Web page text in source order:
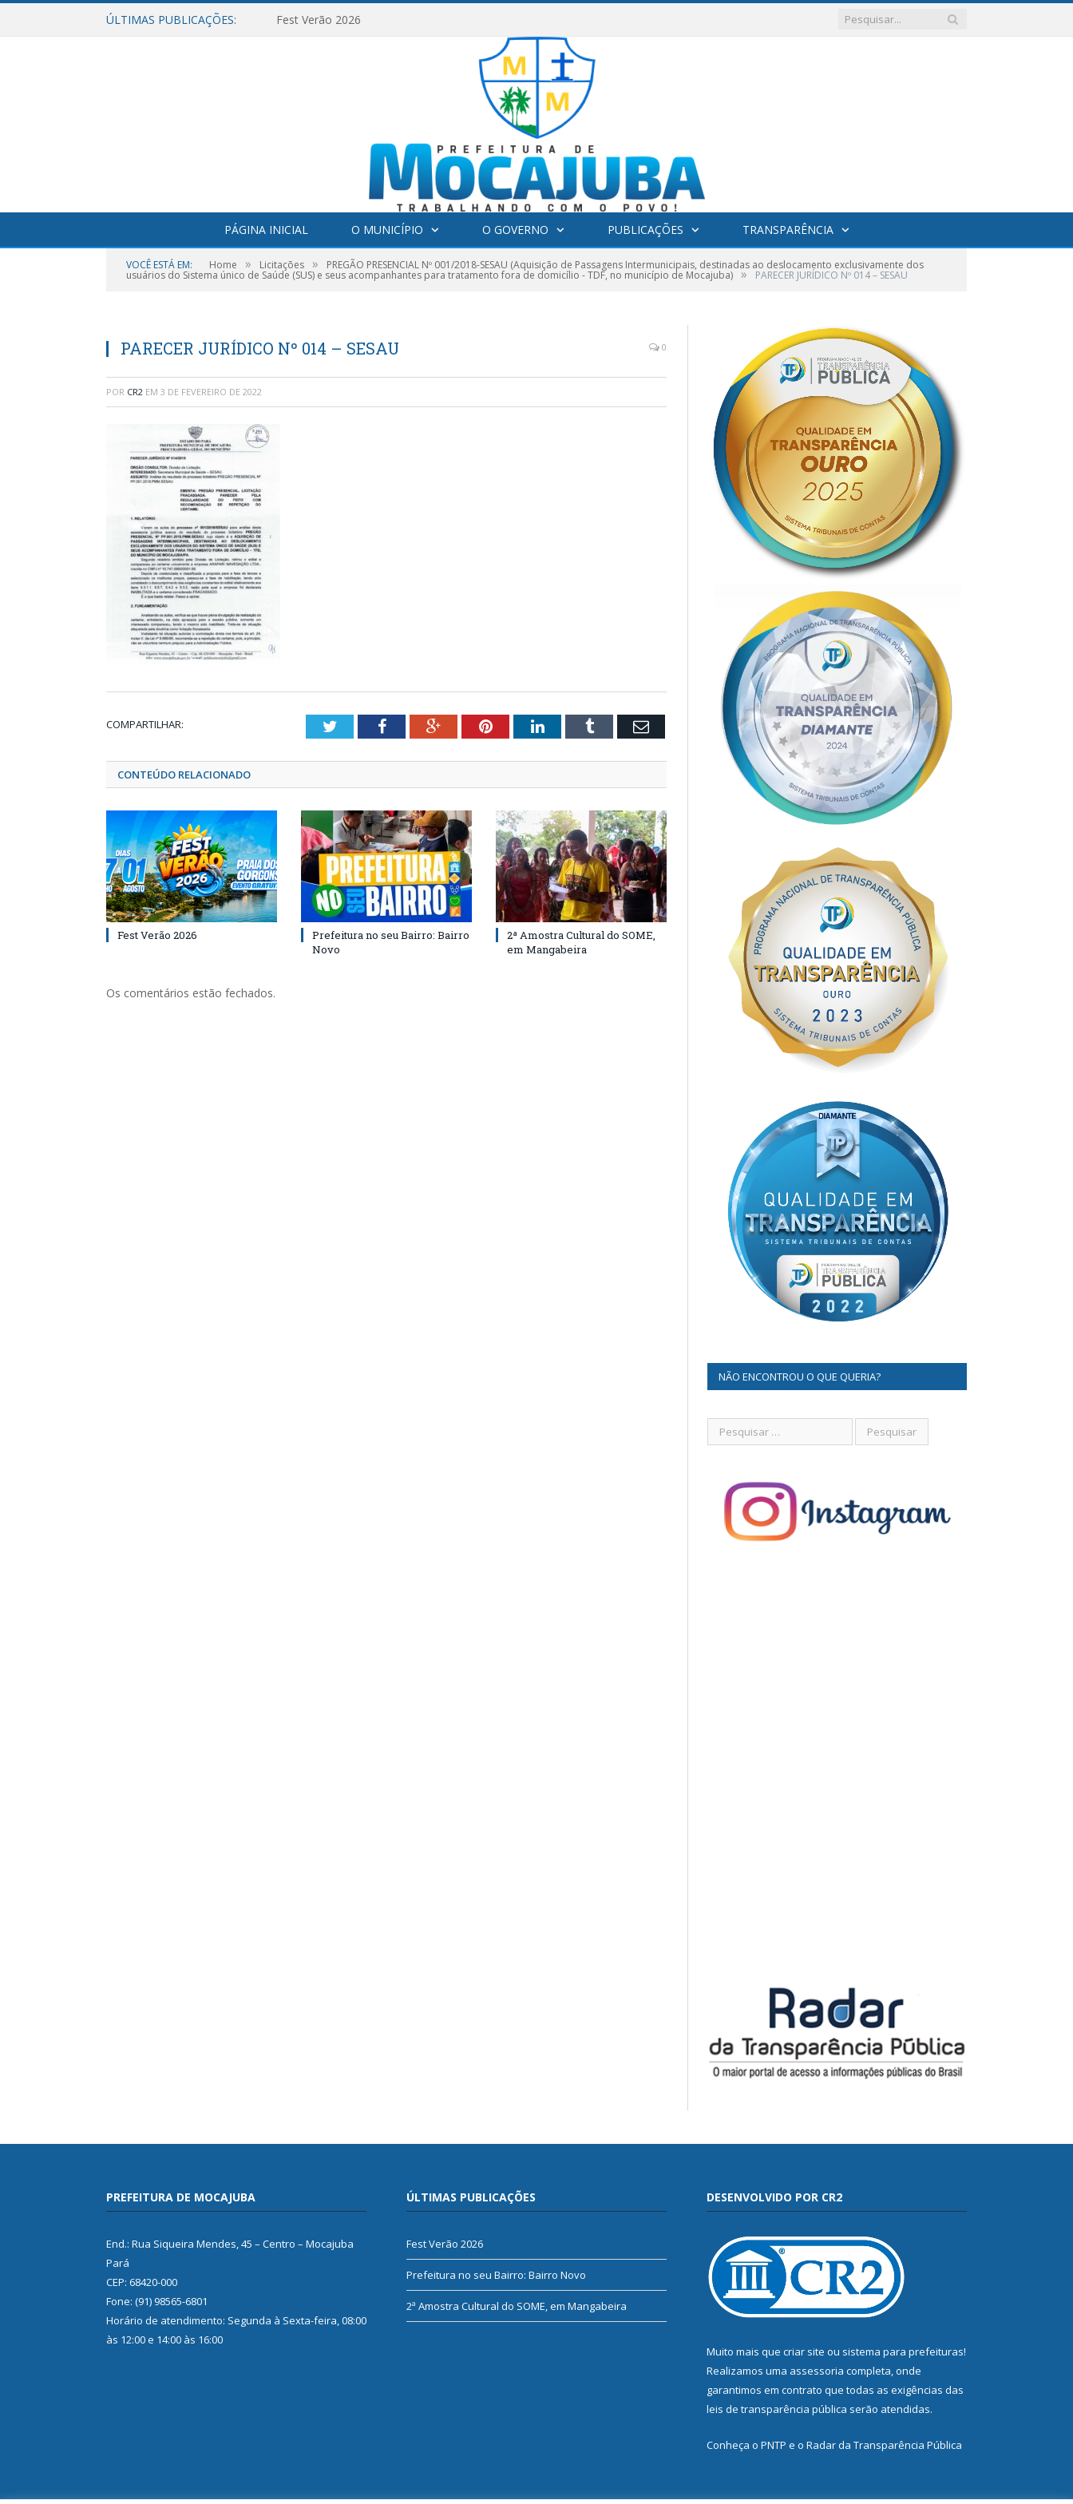
ÚLTIMAS PUBLICAÇÕES: Fest Verão 2026
PÁGINA INICIAL O MUNICÍPIO O GOVERNO PUBLICAÇÕES TRANSPARÊNCIA
VOCÊ ESTÁ EM: Home » Licitações » PREGÃO PRESENCIAL Nº 001/2018-SESAU (Aquisição de Passagens Intermunicipais, destinadas ao deslocamento exclusivamente dos
usuários do Sistema único de Saúde (SUS) e seus acompanhantes para tratamento fora de domicílio - TDF, no município de Mocajuba) » PARECER JURÍDICO Nº 014 – SESAU
PARECER JURÍDICO Nº 014 – SESAU 0
POR CR2 EM 3 DE FEVEREIRO DE 2022
COMPARTILHAR: TwitterFacebookGoogle+PinterestLinkedInTumblr Email
CONTEÚDO RELACIONADO
Fest Verão 2026
Prefeitura no seu Bairro: Bairro
Novo
2ª Amostra Cultural do SOME,
em Mangabeira
Os comentários estão fechados.
NÃO ENCONTROU O QUE QUERIA?
PREFEITURA DE MOCAJUBA
End.: Rua Siqueira Mendes, 45 – Centro – Mocajuba
Pará
CEP: 68420-000
Fone: (91) 98565-6801
Horário de atendimento: Segunda à Sexta-feira, 08:00
às 12:00 e 14:00 às 16:00
ÚLTIMAS PUBLICAÇÕES
Fest Verão 2026
Prefeitura no seu Bairro: Bairro Novo
2ª Amostra Cultural do SOME, em Mangabeira
DESENVOLVIDO POR CR2
Muito mais que criar site ou sistema para prefeituras!
Realizamos uma assessoria completa, onde
garantimos em contrato que todas as exigências das
leis de transparência pública serão atendidas.
Conheça o PNTP e o Radar da Transparência Pública